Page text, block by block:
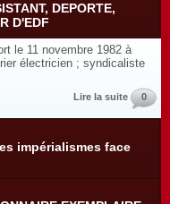
DEPORTE,
D'EDF
le 11 novembre 1982 à
électricien ; syndicaliste
Lire la suite 0
impérialismes face